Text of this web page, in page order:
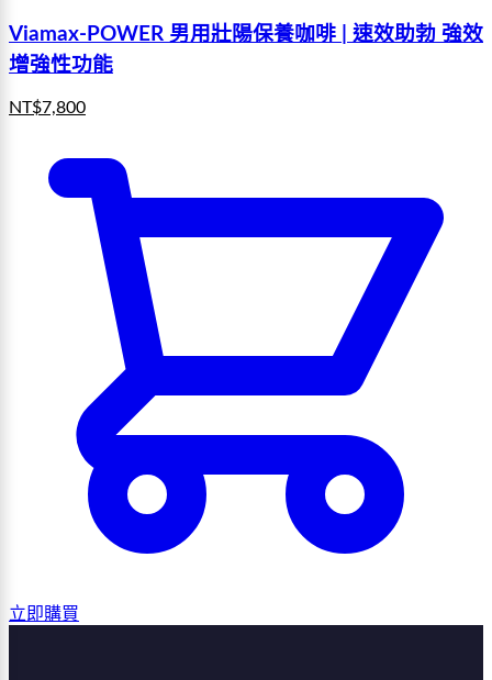
Viamax-POWER 男用壯陽保養咖啡 | 速效助勃 強效
增強性功能
NT$7,800
立即購買